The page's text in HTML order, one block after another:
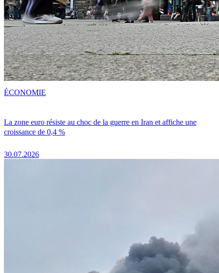
La zone euro résiste au choc de la guerre en Iran et affiche une
croissance de 0,4 %
30.07.2026
ÉCONOMIE